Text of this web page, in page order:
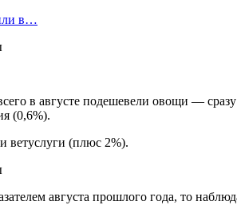
в…
в августе подешевели овощи —
(0,6%).
ветуслуги (плюс 2%).
августа прошлого года, то